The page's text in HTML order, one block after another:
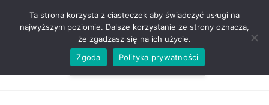
ZADZWOŃ TEL. 600 352 938
Ta strona korzysta z ciasteczek aby świadczyć usługi na
najwyższym poziomie. Dalsze korzystanie ze strony oznacza,
że zgadzasz się na ich użycie.
Zgoda
Polityka prywatności